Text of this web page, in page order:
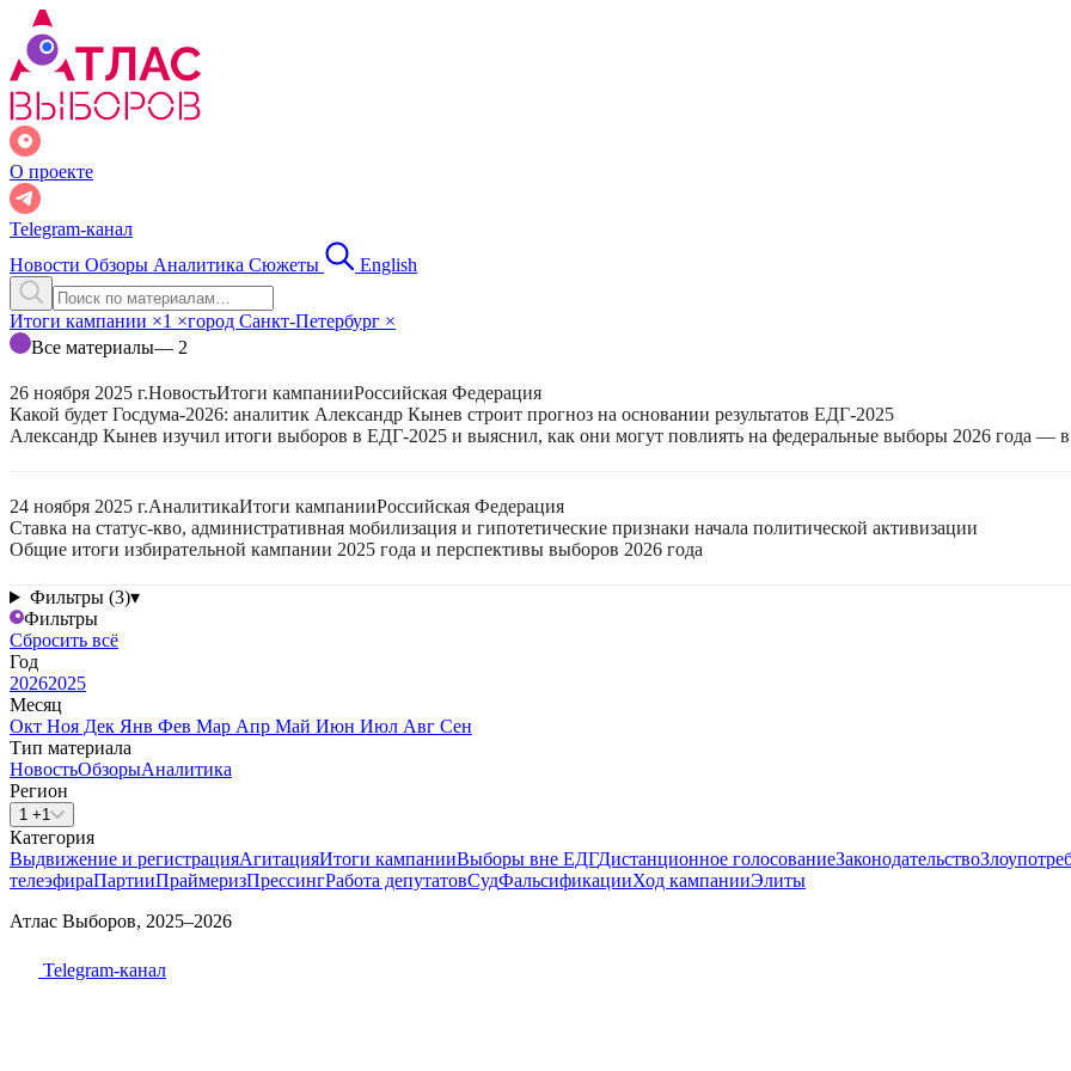
О проекте
Telegram-канал
Новости Обзоры Аналитика Сюжеты English
Итоги кампании ×1 ×город Санкт-Петербург ×
Все материалы— 2
26 ноября 2025 г.НовостьИтоги кампанииРоссийская Федерация
Какой будет Госдума-2026: аналитик Александр Кынев строит прогноз на основании результатов ЕДГ-2025
Александр Кынев изучил итоги выборов в ЕДГ-2025 и выяснил, как они могут повлиять на федеральные выборы 2026 года —
24 ноября 2025 г.АналитикаИтоги кампанииРоссийская Федерация
Ставка на статус-кво, административная мобилизация и гипотетические признаки начала политической активизации
Общие итоги избирательной кампании 2025 года и перспективы выборов 2026 года
Фильтры (3)▾
Фильтры
Сбросить всё
Год
20262025
Месяц
Окт Ноя Дек Янв Фев Мар Апр Май Июн Июл Авг Сен
Тип материала
НовостьОбзорыАналитика
Регион
1 +1
Категория
Выдвижение и регистрацияАгитацияИтоги кампанииВыборы вне ЕДГДистанционное голосованиеЗаконодательство
телеэфираПартииПраймеризПрессингРабота депутатовСудФальсификацииХод кампанииЭлиты
Атлас Выборов, 2025–2026
Telegram-канал